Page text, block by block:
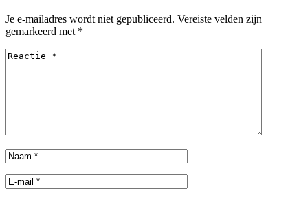
Je e-mailadres wordt niet gepubliceerd. Vereiste velden zijn
gemarkeerd met *